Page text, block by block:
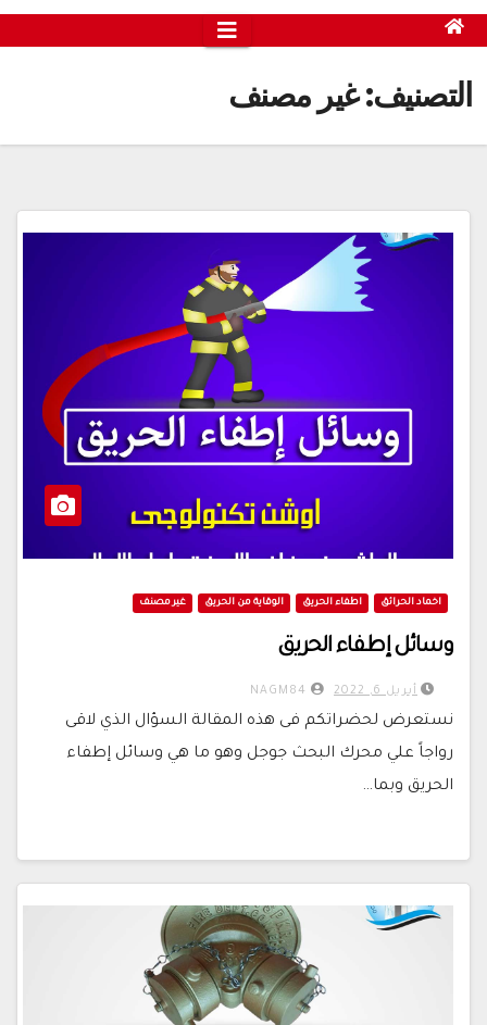
التصنيف:غير مصنف
اخماد الحرائق اطفاء الحريق الوقاية من الحريق غير مصنف
وسائل إطفاء الحريق
أبريل 6, 2022
نستعرض لحضراتكم فى هذه المقالة السؤال الذي لاقى
رواجاً علي محرك البحث جوجل وهو ما هي وسائل إطفاء
الحريق وبما…